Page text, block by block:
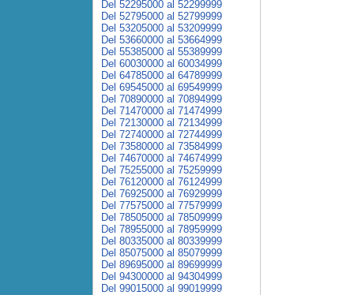
Del 52295000 al 52299999
Del 52795000 al 52799999
Del 53205000 al 53209999
Del 53660000 al 53664999
Del 55385000 al 55389999
Del 60030000 al 60034999
Del 64785000 al 64789999
Del 69545000 al 69549999
Del 70890000 al 70894999
Del 71470000 al 71474999
Del 72130000 al 72134999
Del 72740000 al 72744999
Del 73580000 al 73584999
Del 74670000 al 74674999
Del 75255000 al 75259999
Del 76120000 al 76124999
Del 76925000 al 76929999
Del 77575000 al 77579999
Del 78505000 al 78509999
Del 78955000 al 78959999
Del 80335000 al 80339999
Del 85075000 al 85079999
Del 89695000 al 89699999
Del 94300000 al 94304999
Del 99015000 al 99019999